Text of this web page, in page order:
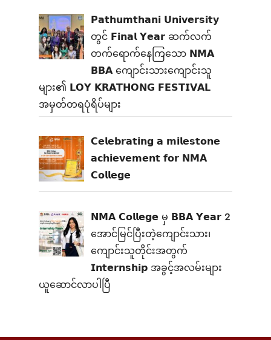
𝗣𝗮𝘁𝗵𝘂𝗺𝘁𝗵𝗮𝗻𝗶 𝗨𝗻𝗶𝘃𝗲𝗿𝘀𝗶𝘁𝘆
တွင် 𝗙𝗶𝗻𝗮𝗹 𝗬𝗲𝗮𝗿 ဆက်လက်
တက်ရောက်နေကြသော 𝗡𝗠𝗔
𝗕𝗕𝗔 ကျောင်းသားကျောင်းသူ
များ၏ 𝗟𝗢𝗬 𝗞𝗥𝗔𝗧𝗛𝗢𝗡𝗚 𝗙𝗘𝗦𝗧𝗜𝗩𝗔𝗟
အမှတ်တရပုံရိပ်များ
𝗖𝗲𝗹𝗲𝗯𝗿𝗮𝘁𝗶𝗻𝗴 𝗮 𝗺𝗶𝗹𝗲𝘀𝘁𝗼𝗻𝗲
𝗮𝗰𝗵𝗶𝗲𝘃𝗲𝗺𝗲𝗻𝘁 𝗳𝗼𝗿 𝗡𝗠𝗔
𝗖𝗼𝗹𝗹𝗲𝗴𝗲
𝗡𝗠𝗔 𝗖𝗼𝗹𝗹𝗲𝗴𝗲 မှ 𝗕𝗕𝗔 𝗬𝗲𝗮𝗿 2
အောင်မြင်ပြီးတဲ့ကျောင်းသား၊‌
ကျောင်းသူတိုင်းအတွက်
𝗜𝗻𝘁𝗲𝗿𝗻𝘀𝗵𝗶𝗽 အခွင့်အလမ်းများ
ယူဆောင်လာပါပြီ